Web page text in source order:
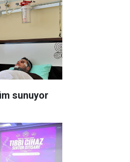
sunuyor